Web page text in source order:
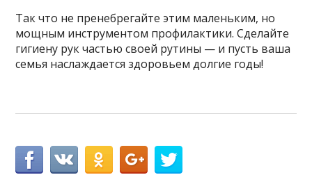
Так что не пренебрегайте этим маленьким, но
мощным инструментом профилактики. Сделайте
гигиену рук частью своей рутины — и пусть ваша
семья наслаждается здоровьем долгие годы!